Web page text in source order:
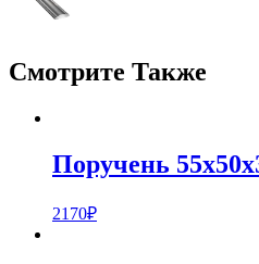
Смотрите Также
Поручень
2170₽